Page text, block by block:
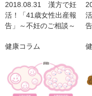
2018.08.31 漢方で妊
活！「41歳女性出産報
告」～不妊のご相談～
健康コラム